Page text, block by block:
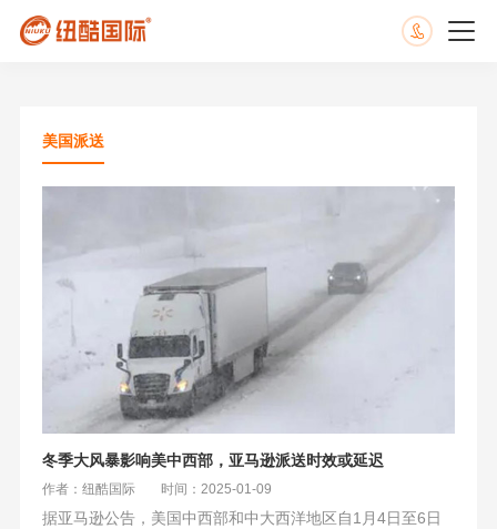
美国派送
冬季大风暴影响美中西部，亚马逊派送时效或延迟
作者：纽酷国际 时间：2025-01-09
据亚马逊公告，美国中西部和中大西洋地区自1月4日至6日